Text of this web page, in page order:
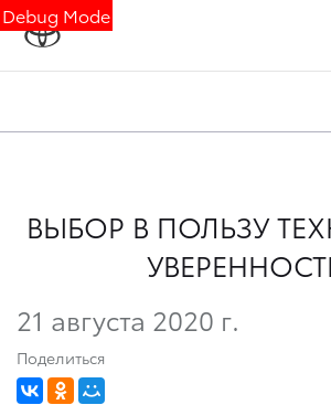
Debug Mode
ВЫБОР В ПОЛЬЗУ
21 августа 2020 г.
Поделиться